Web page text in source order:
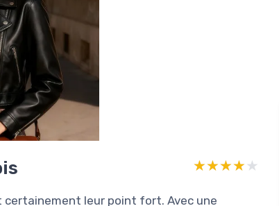
★★★★★
★★★★★
leur point fort. Avec une